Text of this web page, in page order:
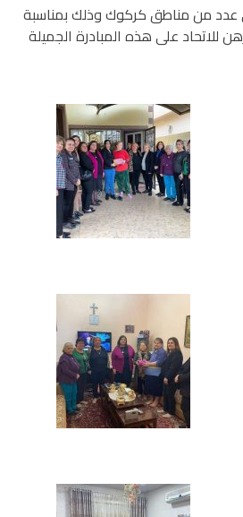
عدد من مناطق كركوك وذلك بمناسبة
شكرهن وتقديرهن للاتحاد على هذه المبادرة الجميلة